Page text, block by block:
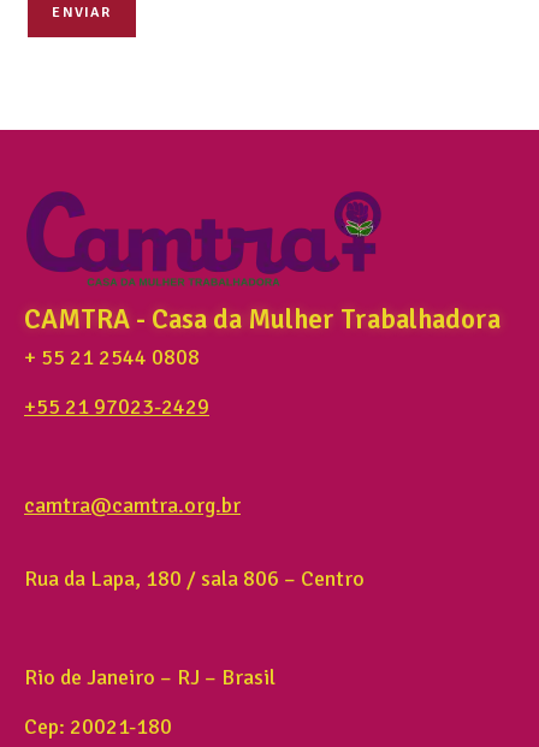
ENVIAR
CAMTRA - Casa da Mulher Trabalhadora
+ 55 21 2544 0808
+55 21 97023-2429
camtra@camtra.org.br
Rua da Lapa, 180 / sala 806 – Centro
Rio de Janeiro – RJ – Brasil
Cep: 20021-180